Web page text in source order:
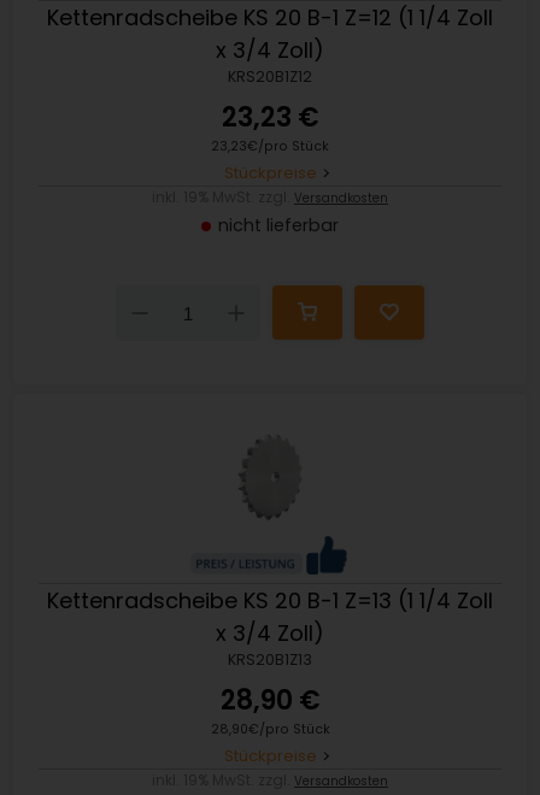
Kettenradscheibe KS 20 B-1 Z=12 (1 1/4 Zoll
x 3/4 Zoll)
KRS20B1Z12
23,23 €
23,23€/pro Stück
Stückpreise
Versandkosten
nicht lieferbar
Down
Kettenradscheibe KS 20 B-1 Z=13 (1 1/4 Zoll
x 3/4 Zoll)
KRS20B1Z13
28,90 €
28,90€/pro Stück
Stückpreise
Versandkosten